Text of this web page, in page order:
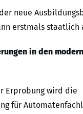
neue
erstmals staatlich
in den
Erprobung wird die
für